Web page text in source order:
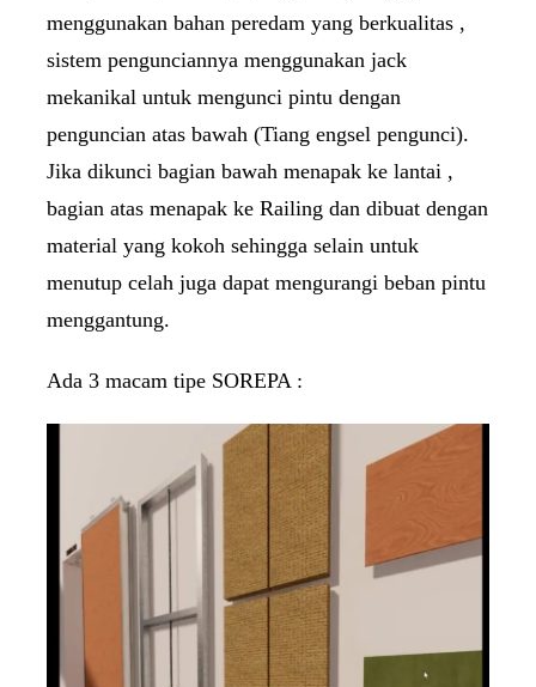
menggunakan bahan peredam yang berkualitas ,
sistem pengunciannya menggunakan jack
mekanikal untuk mengunci pintu dengan
penguncian atas bawah (Tiang engsel pengunci).
Jika dikunci bagian bawah menapak ke lantai ,
bagian atas menapak ke Railing dan dibuat dengan
material yang kokoh sehingga selain untuk
menutup celah juga dapat mengurangi beban pintu
menggantung.
Ada 3 macam tipe SOREPA :